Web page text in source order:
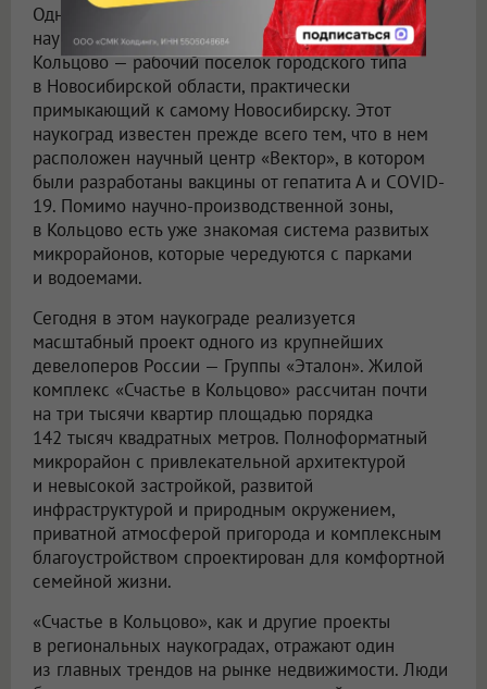
Одной из успешных трансформаций советского
наукограда к современным реалиям считается
Кольцово — рабочий поселок городского типа
в Новосибирской области, практически
примыкающий к самому Новосибирску. Этот
наукоград известен прежде всего тем, что в нем
расположен научный центр «Вектор», в котором
были разработаны вакцины от гепатита А и COVID-
19. Помимо научно-производственной зоны,
в Кольцово есть уже знакомая система развитых
микрорайонов, которые чередуются с парками
и водоемами.
Сегодня в этом наукограде реализуется
масштабный проект одного из крупнейших
девелоперов России — Группы «Эталон». Жилой
комплекс «Счастье в Кольцово» рассчитан почти
на три тысячи квартир площадью порядка
142 тысяч квадратных метров. Полноформатный
микрорайон с привлекательной архитектурой
и невысокой застройкой, развитой
инфраструктурой и природным окружением,
приватной атмосферой пригорода и комплексным
благоустройством спроектирован для комфортной
семейной жизни.
«Счастье в Кольцово», как и другие проекты
в региональных наукоградах, отражают один
из главных трендов на рынке недвижимости. Люди